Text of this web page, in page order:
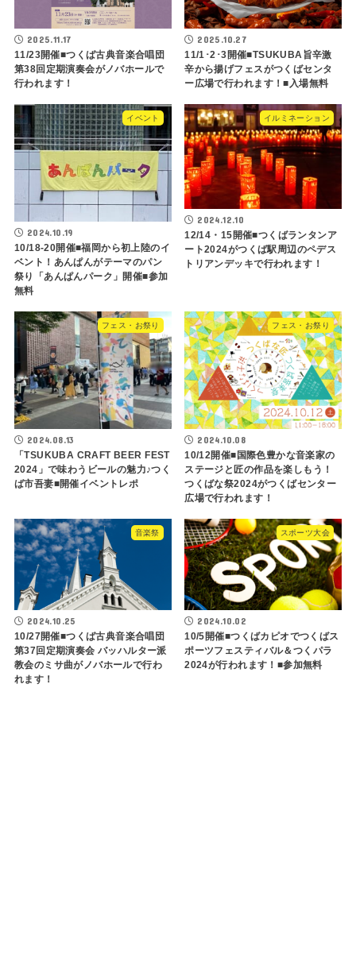
2025.11.17
11/23開催■つくば古典音楽合唱団
第38回定期演奏会がノバホールで
行われます！
2025.10.27
11/1･2･3開催■TSUKUBA旨辛激
辛から揚げフェスがつくばセンタ
ー広場で行われます！■入場無料
イベント
2024.10.19
10/18-20開催■福岡から初上陸のイ
ベント！あんぱんがテーマのパン
祭り「あんぱんパーク」開催■参加
無料
イルミネーション
2024.12.10
12/14・15開催■つくばランタンア
ート2024がつくば駅周辺のペデス
トリアンデッキで行われます！
フェス・お祭り
2024.08.13
「TSUKUBA CRAFT BEER FEST
2024」で味わうビールの魅力♪つく
ば市吾妻■開催イベントレポ
フェス・お祭り
2024.10.08
10/12開催■国際色豊かな音楽家の
ステージと匠の作品を楽しもう！
つくばな祭2024がつくばセンター
広場で行われます！
音楽祭
2024.10.25
10/27開催■つくば古典音楽合唱団
第37回定期演奏会 バッハルター派
教会のミサ曲がノバホールで行わ
れます！
スポーツ大会
2024.10.02
10/5開催■つくばカピオでつくばス
ポーツフェスティバル＆つくパラ
2024が行われます！■参加無料